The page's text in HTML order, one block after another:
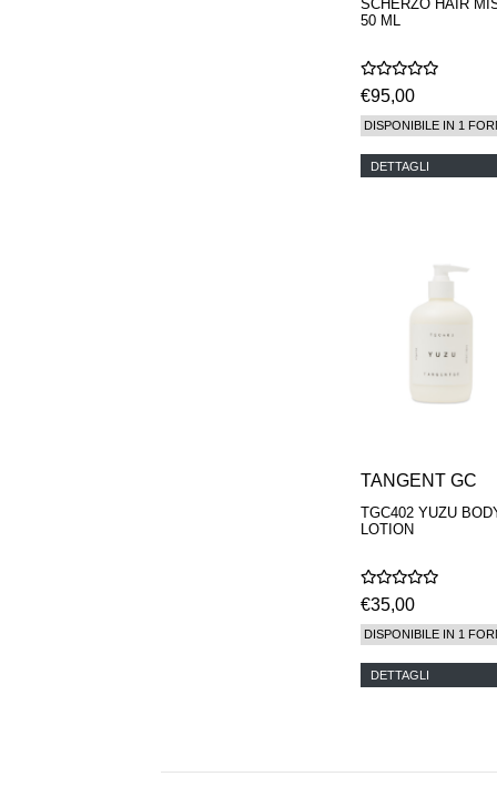
SCHERZO HAIR
50 ML
€95,00
DISPONIBILE IN 1
DETTAGLI
TANGENT GC
TGC402 YUZU
LOTION
€35,00
DISPONIBILE IN 1
DETTAGLI